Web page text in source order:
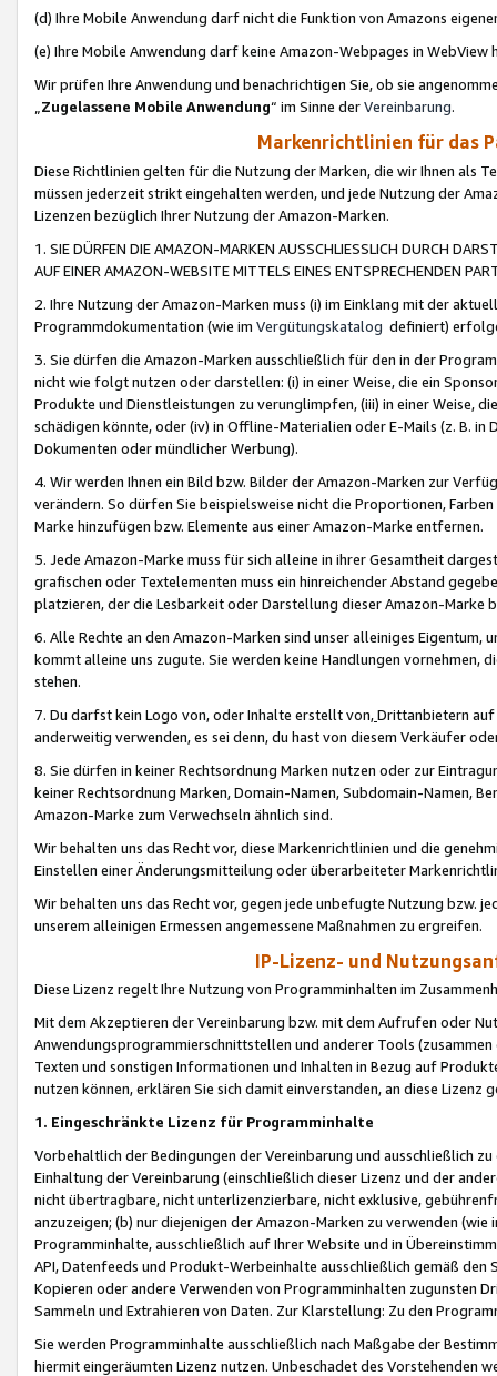
(d) Ihre Mobile Anwendung darf nicht die Funktion von Amazons
(e) Ihre Mobile Anwendung darf keine Amazon-Webpages in WebView
Wir prüfen Ihre Anwendung und benachrichtigen Sie, ob sie
„Zugelassene Mobile Anwendung“ im Sinne derVereinbarung.
Markenrichtlinien für das
Diese Richtlinien gelten für die Nutzung der Marken, die wir Ihnen als
müssen jederzeit strikt eingehalten werden, und jede Nutzung der
Lizenzen bezüglich Ihrer Nutzung der Amazon-Marken.
1. SIE DÜRFEN DIE AMAZON-MARKEN AUSSCHLIESSLICH DURCH
AUF EINER AMAZON-WEBSITE MITTELS EINES ENTSPRECHENDEN
2. Ihre Nutzung der Amazon-Marken muss (i) im Einklang mit der
Programmdokumentation (wie im Vergütungskatalog definiert)
3. Sie dürfen die Amazon-Marken ausschließlich für den in der
nicht wie folgt nutzen oder darstellen: (i) in einer Weise, die ein
Produkte und Dienstleistungen zu verunglimpfen, (iii) in einer Weise,
schädigen könnte, oder (iv) in Offline-Materialien oder E-Mails (z. B. in
Dokumenten oder mündlicher Werbung).
4. Wir werden Ihnen ein Bild bzw. Bilder der Amazon-Marken zur
verändern. So dürfen Sie beispielsweise nicht die Proportionen,
Marke hinzufügen bzw. Elemente aus einer Amazon-Marke entfernen.
5. Jede Amazon-Marke muss für sich alleine in ihrer Gesamtheit
grafischen oder Textelementen muss ein hinreichender Abstand
platzieren, der die Lesbarkeit oder Darstellung dieser Amazon-Marke
6. Alle Rechte an den Amazon-Marken sind unser alleiniges
kommt alleine uns zugute. Sie werden keine Handlungen vornehmen,
stehen.
7. Du darfst kein Logo von, oder Inhalte erstellt von,Drittanbietern auf
anderweitig verwenden, es sei denn, du hast von diesem Verkäufer
8. Sie dürfen in keiner Rechtsordnung Marken nutzen oder zur
keiner Rechtsordnung Marken, Domain-Namen, Subdomain-Namen,
Amazon-Marke zum Verwechseln ähnlich sind.
Wir behalten uns das Recht vor, diese Markenrichtlinien und die
Einstellen einer Änderungsmitteilung oder überarbeiteter
Wir behalten uns das Recht vor, gegen jede unbefugte Nutzung bzw.
unserem alleinigen Ermessen angemessene Maßnahmen zu ergreifen.
IP-Lizenz- und
Diese Lizenz regelt Ihre Nutzung von Programminhalten im
Mit dem Akzeptieren der Vereinbarung bzw. mit dem Aufrufen oder
Anwendungsprogrammierschnittstellen und anderer Tools (zusammen
Texten und sonstigen Informationen und Inhalten in Bezug auf
nutzen können, erklären Sie sich damit einverstanden, an diese Lizenz
1. Eingeschränkte Lizenz für Programminhalte
Vorbehaltlich der Bedingungen der Vereinbarung und ausschließlich
Einhaltung der Vereinbarung (einschließlich dieser Lizenz und der
nicht übertragbare, nicht unterlizenzierbare, nicht exklusive,
anzuzeigen; (b) nur diejenigen der Amazon-Marken zu verwenden
Programminhalte, ausschließlich auf Ihrer Website und in
API, Datenfeeds und Produkt-Werbeinhalte ausschließlich gemäß
Kopieren oder andere Verwenden von Programminhalten zugunsten
Sammeln und Extrahieren von Daten. Zur Klarstellung: Zu den
Sie werden Programminhalte ausschließlich nach Maßgabe der
hiermit eingeräumten Lizenz nutzen. Unbeschadet des Vorstehenden